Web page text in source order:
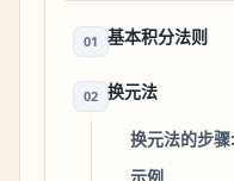
01 基本积分法则
02 换元法
换元法的步骤: